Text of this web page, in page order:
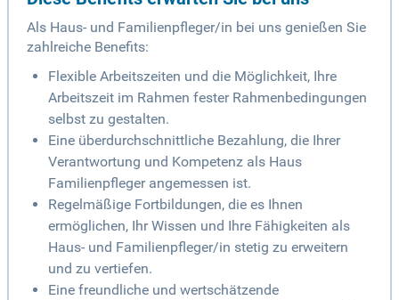
Als Haus- und Familienpfleger/in bei uns genießen Sie
zahlreiche Benefits:
Flexible Arbeitszeiten und die Möglichkeit, Ihre
Arbeitszeit im Rahmen fester Rahmenbedingungen
selbst zu gestalten.
Eine überdurchschnittliche Bezahlung, die Ihrer
Verantwortung und Kompetenz als Haus
Familienpfleger angemessen ist.
Regelmäßige Fortbildungen, die es Ihnen
ermöglichen, Ihr Wissen und Ihre Fähigkeiten als
Haus- und Familienpfleger/in stetig zu erweitern
und zu vertiefen.
Eine freundliche und wertschätzende